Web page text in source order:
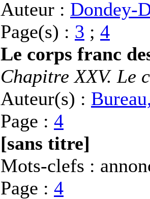
Auteur : Dondey-
Page(s) : 3 ; 4
Le corps franc
Chapitre XXV. Le
Auteur(s) :
Page : 4
[sans titre]
Mots-clefs :
Page : 4